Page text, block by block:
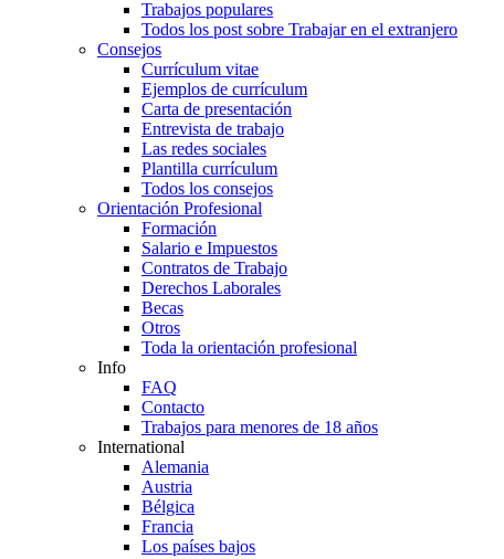
Trabajos populares
Todos los post sobre Trabajar en el extranjero
Consejos
Currículum vitae
Ejemplos de currículum
Carta de presentación
Entrevista de trabajo
Las redes sociales
Plantilla currículum
Todos los consejos
Orientación Profesional
Formación
Salario e Impuestos
Contratos de Trabajo
Derechos Laborales
Becas
Otros
Toda la orientación profesional
Info
FAQ
Contacto
Trabajos para menores de 18 años
International
Alemania
Austria
Bélgica
Francia
Los países bajos